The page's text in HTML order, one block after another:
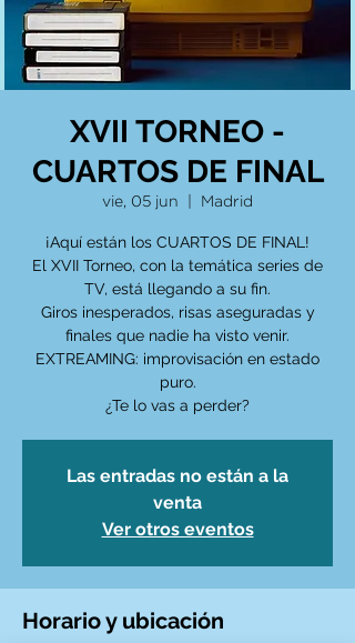
XVII TORNEO -
CUARTOS DE FINAL
vie, 05 jun Madrid
¡Aquí están los CUARTOS DE FINAL!
El XVII Torneo, con la temática series de
TV, está llegando a su fin.
Giros inesperados, risas aseguradas y
finales que nadie ha visto venir.
EXTREAMING: improvisación en estado
puro.
¿Te lo vas a perder?
Las entradas no están a la
venta
Ver otros eventos
Horario y ubicación